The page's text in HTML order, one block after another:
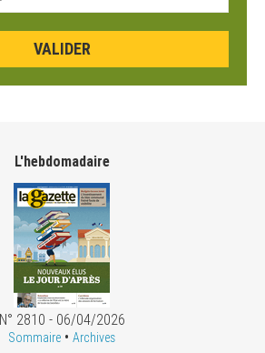
L'hebdomadaire
N° 2810 - 06/04/2026
Sommaire • Archives